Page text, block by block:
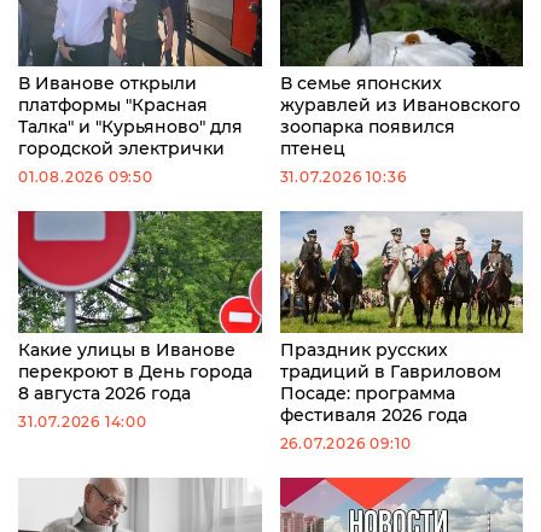
В Иванове открыли
платформы "Красная
Талка" и "Курьяново" для
городской электрички
01.08.2026 09:50
В семье японских
журавлей из Ивановского
зоопарка появился
птенец
31.07.2026 10:36
Какие улицы в Иванове
перекроют в День города
8 августа 2026 года
31.07.2026 14:00
Праздник русских
традиций в Гавриловом
Посаде: программа
фестиваля 2026 года
26.07.2026 09:10